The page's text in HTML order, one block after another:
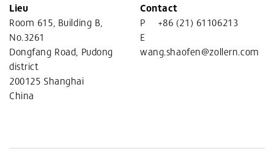
Lieu
Room 615, Building B,
No.3261
Dongfang Road, Pudong
district
200125 Shanghai
China
Contact
P
+86 (21) 61106213
E
wang.shaofen@zollern.com